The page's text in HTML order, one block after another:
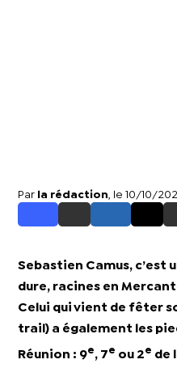
Par la rédaction , le 10/10/
Sebastien Camus, c’est
dure, racines en
Celui qui vient de fêter
trail) a également les
Réunion : 9e, 7e ou 2e de